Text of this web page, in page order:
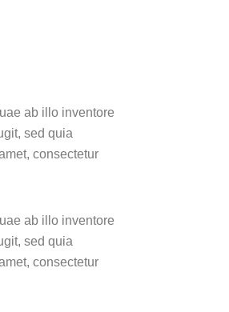
ab illo inventore
sed quia
consectetur
ab illo inventore
sed quia
consectetur